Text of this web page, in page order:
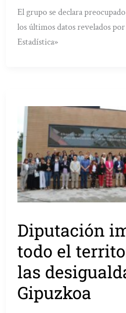
El grupo se declara
los últimos datos revelados
Estadística»
Diputación
todo el
las
Gipuzkoa